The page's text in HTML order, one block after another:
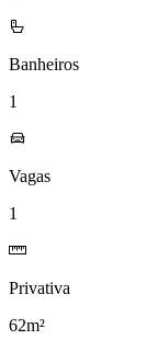
Banheiros
1
Vagas
1
Privativa
62m²